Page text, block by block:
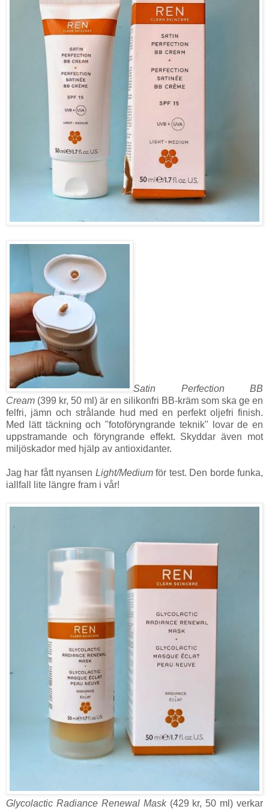
Satin Perfection BB
Cream (399 kr, 50 ml) är en silikonfri BB-kräm som ska ge en
felfri, jämn och strålande hud med en perfekt oljefri finish.
Med lätt täckning och "fotoföryngrande teknik" lovar de en
uppstramande och föryngrande effekt. Skyddar även mot
miljöskador med hjälp av antioxidanter.
Jag har fått nyansen Light/Mediumför test. Den borde funka,
iallfall lite längre fram i vår!
Glycolactic Radiance Renewal Mask (429 kr, 50 ml) verkar